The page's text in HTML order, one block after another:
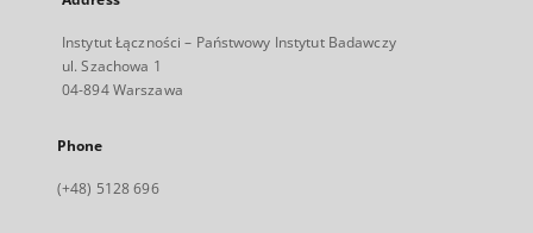
Instytut Łączności – Państwowy Instytut Badawczy
ul. Szachowa 1
04-894 Warszawa
Phone
(+48) 5128 696